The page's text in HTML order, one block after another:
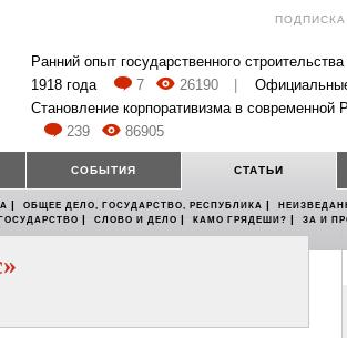
ПОДПИСКА
Ранний опыт государственного
1918 года
7 26190
Становление корпоративизма в современной
239
86905
СОБЫТИЯ СТАТЬИ
| ОБЩЕЕ ДЕЛО, ГОСУДАРСТВО, РЕСПУБЛИКА |
ГОСУДАРСТВО | СЛОВО И ДЕЛО | КАМО ГРЯДЕШИ? | ЗА И